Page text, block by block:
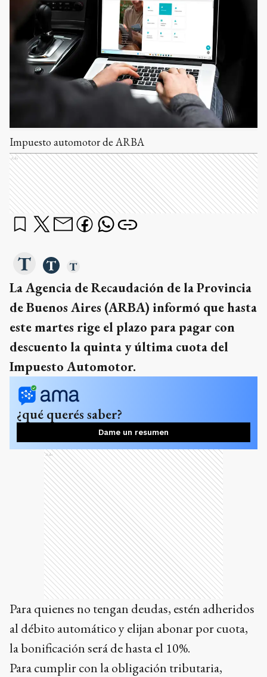
Impuesto automotor de ARBA
Ads
La Agencia de Recaudación de la Provincia
de Buenos Aires (ARBA) informó que hasta
este martes rige el plazo para pagar con
descuento la quinta y última cuota del
Impuesto Automotor.
¿qué querés saber?
Dame un resumen
Ads
Para quienes no tengan deudas, estén adheridos
al débito automático y elijan abonar por cuota,
la bonificación será de hasta el 10%.
Para cumplir con la obligación tributaria,